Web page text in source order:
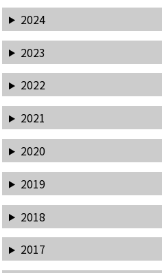
2024
2023
2022
2021
2020
2019
2018
2017